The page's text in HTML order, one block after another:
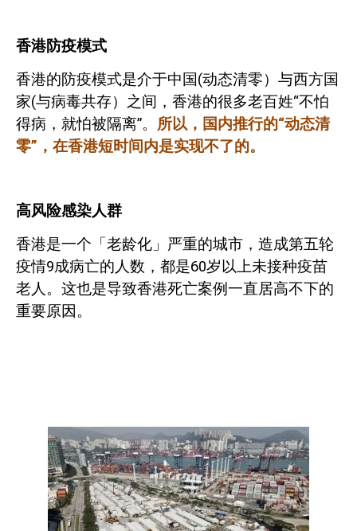
香港防疫模式
香港的防疫模式是介于中国(动态清零）与西方国
家(与病毒共存）之间，香港的很多老百姓“不怕
得病，就怕被隔离”。 所以，国内推行的“动态清
零”，在香港短时间内是实现不了的。
高风险感染人群
香港是一个「老龄化」严重的城市，造成第五轮
疫情9成病亡的人数，都是60岁以上未接种疫苗
老人。这也是导致香港死亡案例一直居高不下的
重要原因。